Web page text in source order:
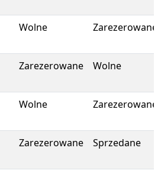
Wolne Zarezerowane
Zarezerowane Wolne
Wolne Zarezerowane
Zarezerowane Sprzedane